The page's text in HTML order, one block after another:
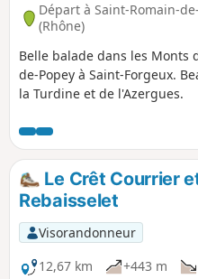
Départ à Saint-Romain-
(Rhône)
Belle balade dans les Monts
de-Popey à Saint-Forgeux.
la Turdine et de l'Azergues.
Le Crêt Courrier
Rebaisselet
Visorandonneur
12,67 km
+443 m